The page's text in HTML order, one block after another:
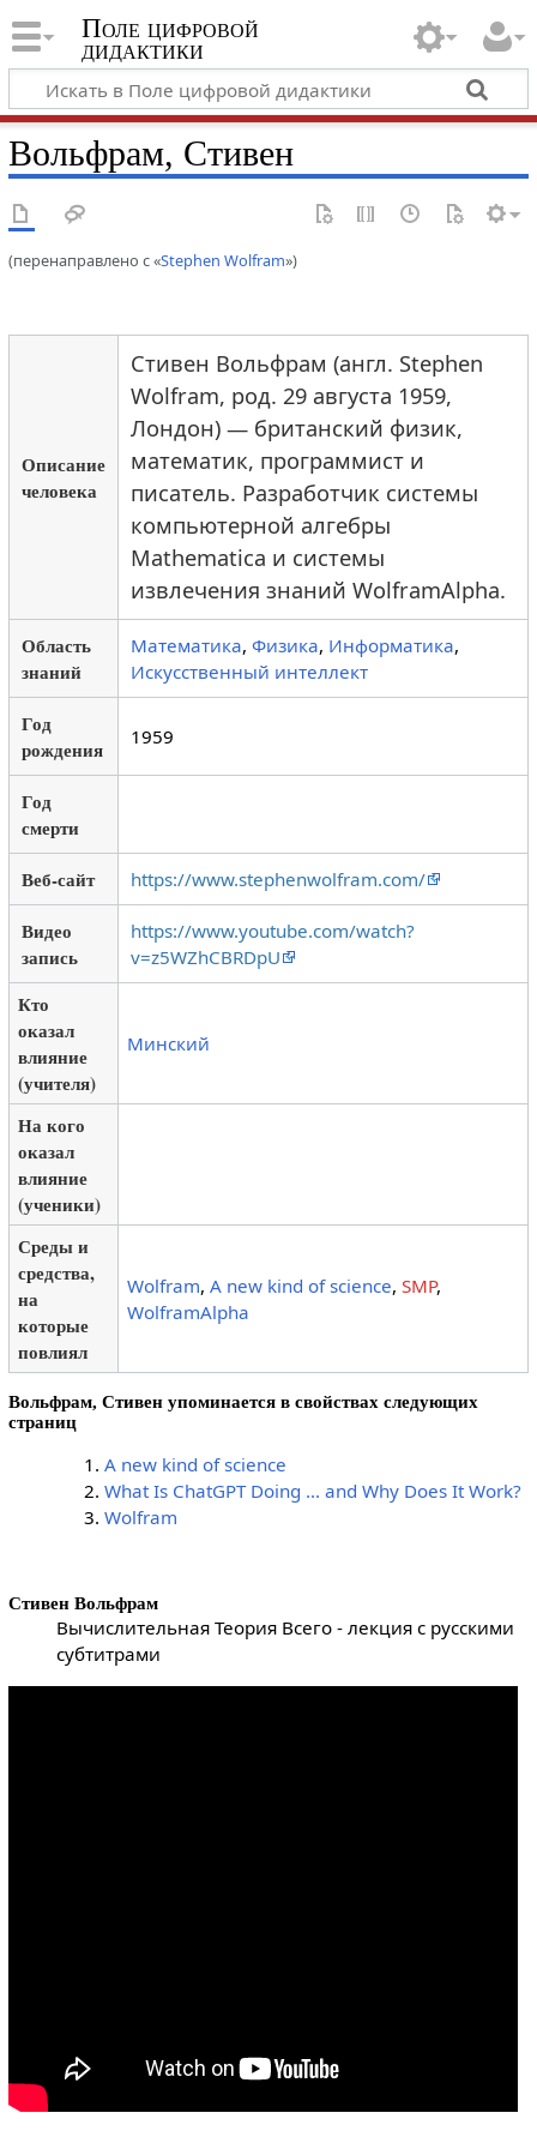
Поле цифровой
дидактики
Вольфрам, Стивен
(перенаправлено с «Stephen Wolfram»)
Описание
человека
Стивен Вольфрам (англ. Stephen
Wolfram, род. 29 августа 1959,
Лондон) — британский физик,
математик, программист и
писатель. Разработчик системы
компьютерной алгебры
Mathematica и системы
извлечения знаний WolframAlpha.
Область
знаний
Математика, Физика, Информатика,
Искусственный интеллект
Год
рождения
1959
Год
смерти
Веб-сайт
https://www.stephenwolfram.com/
Видео
запись
https://www.youtube.com/watch?
v=z5WZhCBRDpU
Кто
оказал
влияние
(учителя)
Минский
На кого
оказал
влияние
(ученики)
Среды и
средства,
на
которые
повлиял
Wolfram,A new kind of science,SMP,
WolframAlpha
Вольфрам, Стивен упоминается в свойствах следующих
страниц
A new kind of science
What Is ChatGPT Doing ... and Why Does It Work?
Wolfram
Стивен Вольфрам
Вычислительная Теория Всего - лекция с русскими
субтитрами